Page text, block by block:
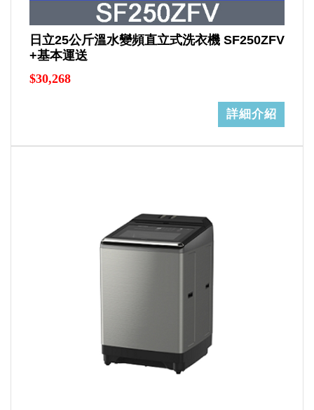
日立25公斤溫水變頻直立式洗衣機 SF250ZFV
+基本運送
$30,268
詳細介紹